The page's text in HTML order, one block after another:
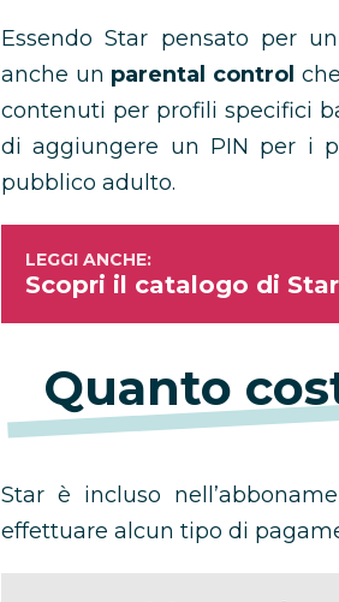
Essendo Star pensato per
anche un parental control
contenuti per profili specifici
di aggiungere un PIN per i
pubblico adulto.
Scopri il catalogo di Star
Quanto
Star è incluso
effettuare alcun tipo di